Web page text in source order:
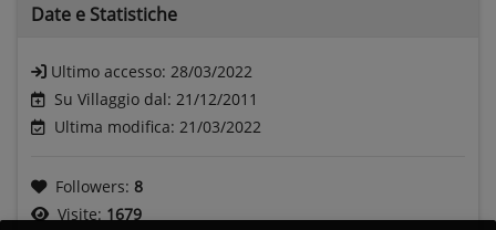
Date e Statistiche
Ultimo accesso: 28/03/2022
Su Villaggio dal: 21/12/2011
Ultima modifica: 21/03/2022
Followers: 8
Visite: 1679